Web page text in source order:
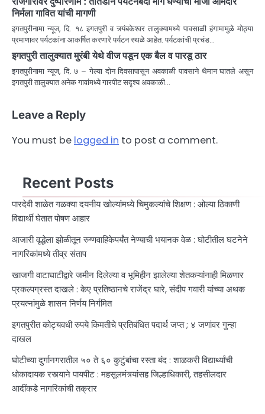
निर्मला गावित यांची मागणी
इगतपुरीनामा न्यूज, दि. १८ इगतपुरी व त्र्यंबकेश्वर तालुक्यामध्ये पावसाळी हंगामामुळे मोठ्या
प्रमाणावर पर्यटकांना आकर्षित करणारे पर्यटन स्थळे आहेत. पर्यटकांची प्रचंड…
इगतपुरी तालुक्यात मुरंबी येथे वीज पडून एक बैल व पारडू ठार
इगतपुरीनामा न्यूज, दि. ७ – गेल्या दोन दिवसापासून अवकाळी पावसाने थैमान घातले असून
इगतपुरी तालुक्यात अनेक गावांमध्ये गारपीट सदृश्य अवकाळी…
Leave a Reply
You must be logged in to post a comment.
Recent Posts
पारदेवी शाळेत गळक्या दयनीय खोल्यांमध्ये चिमुकल्यांचे शिक्षण : ओल्या ठिकाणी
विद्यार्थी घेतात पोषण आहार
आजारी वृद्धेला झोळीतून रुग्णवाहिकेपर्यंत नेण्याची भयानक वेळ : घोटीतील घटनेने
नागरिकांमध्ये तीव्र संताप
खाजगी वाटाघाटीद्वारे जमीन दिलेल्या व भूमिहीन झालेल्या शेतकऱ्यांनाही मिळणार
प्रकल्पग्रस्त दाखले : केए प्रतिष्ठानचे राजेंद्र घारे, संदीप गवारी यांच्या अथक
प्रयत्नांमुळे शासन निर्णय निर्गमित
इगतपुरीत कोट्यवधी रुपये किमतीचे प्रतिबंधित पदार्थ जप्त ; ४ जणांवर गुन्हा
दाखल
घोटीच्या दुर्गानगरातील ५० ते ६० कुटुंबांचा रस्ता बंद : शाळकरी विद्यार्थ्यांची
धोकादायक रस्त्याने पायपीट : महसूलमंत्र्यांसह जिल्हाधिकारी, तहसीलदार
आदींकडे नागरिकांची तक्रार